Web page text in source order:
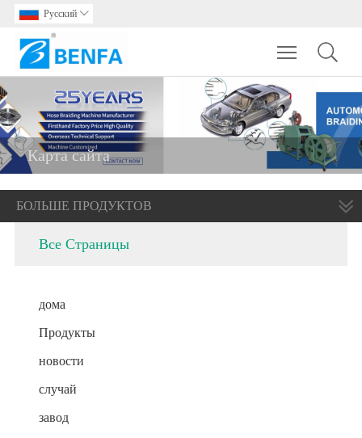
Pусский 
Toggle
Карта сайта
БОЛЬШЕ ПРОДУКТОВ
Все Страницы
дома
Продукты
новости
случай
завод